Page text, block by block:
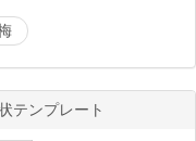
テンプレート